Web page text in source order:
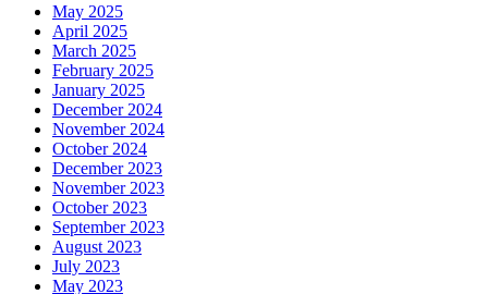
May 2025
April 2025
March 2025
February 2025
January 2025
December 2024
November 2024
October 2024
December 2023
November 2023
October 2023
September 2023
August 2023
July 2023
May 2023